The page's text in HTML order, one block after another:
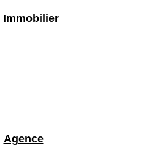
Immobilier
Agence